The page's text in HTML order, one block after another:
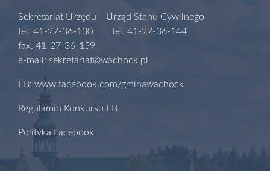
Sekretariat Urzędu Urząd Stanu Cywilnego
tel. 41-27-36-130 tel. 41-27-36-144
fax. 41-27-36-159
e-mail: sekretariat@wachock.pl
FB: www.facebook.com/gminawachock
Regulamin Konkursu FB
Polityka Facebook